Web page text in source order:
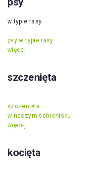
w typie rasy
psy w typie rasy
więcej
szczenięta
szczenięta
w naszym schronisku
więcej
kocięta